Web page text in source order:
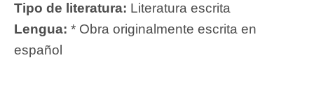
Tipo de literatura: Literatura escrita
Lengua: * Obra originalmente escrita en
español